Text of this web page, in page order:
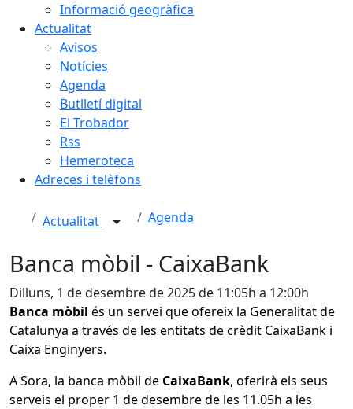
Informació geogràfica
Actualitat
Avisos
Notícies
Agenda
Butlletí digital
El Trobador
Rss
Hemeroteca
Adreces i telèfons
Actualitat Agenda
Banca mòbil - CaixaBank
Dilluns, 1 de desembre de 2025 de 11:05h a 12:00h
Banca mòbil és un servei que ofereix la Generalitat de
Catalunya a través de les entitats de crèdit CaixaBank i
Caixa Enginyers.
A Sora, la banca mòbil de CaixaBank, oferirà els seus
serveis el proper 1 de desembre de les 11.05h a les